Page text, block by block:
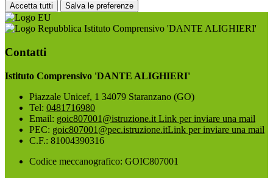
Accetta tutti Salva le preferenze
Istituto Comprensivo 'DANTE ALIGHIERI'
Contatti
Istituto Comprensivo 'DANTE ALIGHIERI'
Piazzale Unicef, 1 34079 Staranzano (GO)
Tel: 0481716980
Email: goic807001@istruzione.it Link per inviare una mail
PEC: goic807001@pec.istruzione.itLink per inviare una mail
C.F.: 81004390316
Codice meccanografico: GOIC807001